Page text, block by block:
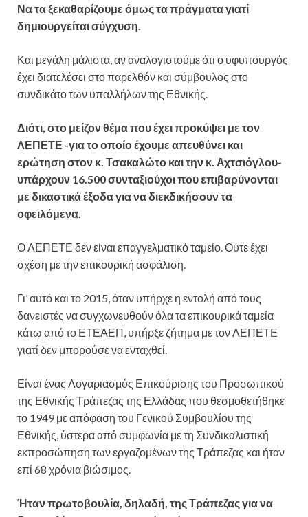
Να τα ξεκαθαρίζουμε όμως τα πράγματα γιατί
δημιουργείται σύγχυση.
Και μεγάλη μάλιστα, αν αναλογιστούμε ότι ο υφυπουργός
έχει διατελέσει στο παρελθόν και σύμβουλος στο
συνδικάτο των υπαλλήλων της Εθνικής.
Διότι, στο μείζον θέμα που έχει προκύψει με τον
ΛΕΠΕΤΕ -για το οποίο έχουμε απευθύνει και
ερώτηση στον κ. Τσακαλώτο και την κ. Αχτσιόγλου-
υπάρχουν 16.500 συνταξιούχοι που επιβαρύνονται
με δικαστικά έξοδα για να διεκδικήσουν τα
οφειλόμενα.
Ο ΛΕΠΕΤΕ δεν είναι επαγγελματικό ταμείο. Ούτε έχει
σχέση με την επικουρική ασφάλιση.
Γι’ αυτό και το 2015, όταν υπήρχε η εντολή από τους
δανειστές να συγχωνευθούν όλα τα επικουρικά ταμεία
κάτω από το ΕΤΕΑΕΠ, υπήρξε ζήτημα με τον ΛΕΠΕΤΕ
γιατί δεν μπορούσε να ενταχθεί.
Είναι ένας Λογαριασμός Επικούρισης του Προσωπικού
της Εθνικής Τράπεζας της Ελλάδας που θεσμοθετήθηκε
το 1949 με απόφαση του Γενικού Συμβουλίου της
Εθνικής, ύστερα από συμφωνία με τη Συνδικαλιστική
εκπροσώπηση των εργαζομένων της Τράπεζας και ήταν
επί 68 χρόνια βιώσιμος.
Ήταν πρωτοβουλία, δηλαδή, της Τράπεζας για να